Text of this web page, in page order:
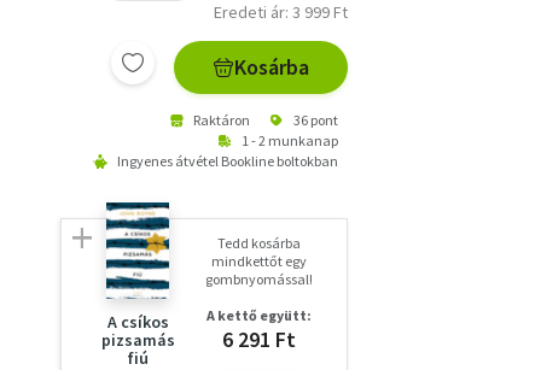
Eredeti ár: 3 999 Ft
Kosárba
Raktáron
36 pont
1 - 2 munkanap
Ingyenes átvétel Bookline boltokban
A csíkos
pizsamás
fiú
Tedd kosárba
mindkettőt egy
gombnyomással!
A kettő együtt:
6 291 Ft